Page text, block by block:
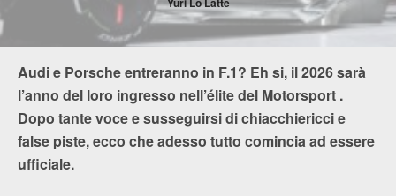
Audi e Porsche entreranno in F.1? Eh si, il 2026 sarà
l’anno del loro ingresso nell’élite del Motorsport .
Dopo tante voce e susseguirsi di chiacchiericci e
false piste, ecco che adesso tutto comincia ad essere
ufficiale.